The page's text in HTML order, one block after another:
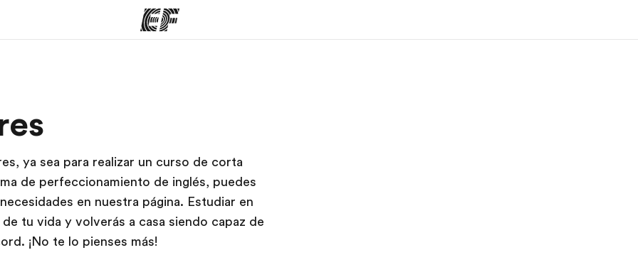
hacemos
ya sea para realizar un curso de corta
de perfeccionamiento de inglés, puedes
en nuestra página. Estudiar en
tu vida y volverás a casa siendo capaz de
¡No te lo pienses más!